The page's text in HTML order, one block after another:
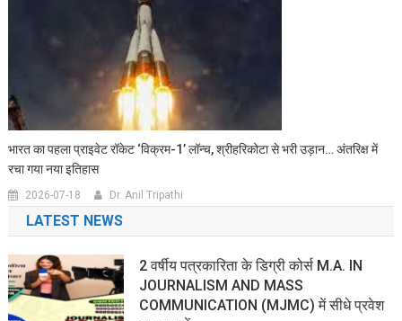
भारत का पहला प्राइवेट रॉकेट ‘विक्रम-1’ लॉन्च, श्रीहरिकोटा से भरी उड़ान… अंतरिक्ष में
रचा गया नया इतिहास
2026-07-18 Dr. Anil Tripathi
LATEST NEWS
2 वर्षीय पत्रकारिता के डिग्री कोर्स M.A. IN
JOURNALISM AND MASS
COMMUNICATION (MJMC) में सीधे प्रवेश